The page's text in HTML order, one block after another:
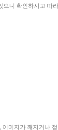
니 확인하시고 따
미지가 깨지거나